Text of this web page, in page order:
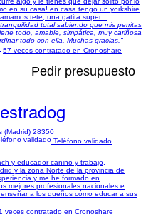
en su casa! en casa tengo un yorkshire
tete, una gatita super...
total sabiendo que mis perritas
todo, amable, simpática, muy cariñosa
todo con ella. Muchas gracias."
57 veces contratado en Cronoshare
Pedir presupuesto
(Madrid) 28350
Teléfono validado
y educador canino y trabajo,
y la zona Norte de la provincia de
y me he formado en
mejores profesionales nacionales e
a los dueños cómo educar a sus
1 veces contratado en Cronoshare